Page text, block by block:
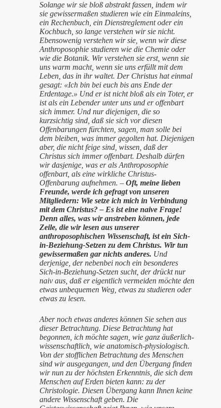
Solange wir sie bloß abstrakt fassen, indem wir
sie gewissermaßen studieren wie ein Einmaleins,
ein Rechenbuch, ein Dienstreglement oder ein
Kochbuch, so lange verstehen wir sie nicht.
Ebensowenig verstehen wir sie, wenn wir diese
Anthroposophie studieren wie die Chemie oder
wie die Botanik. Wir verstehen sie erst, wenn sie
uns warm macht, wenn sie uns erfüllt mit dem
Leben, das in ihr waltet. Der Christus hat einmal
gesagt: «Ich bin bei euch bis ans Ende der
Erdentage.» Und er ist nicht bloß als ein Toter, er
ist als ein Lebender unter uns und er offenbart
sich immer. Und nur diejenigen, die so
kurzsichtig sind, daß sie sich vor diesen
Offenbarungen fürchten, sagen, man solle bei
dem bleiben, was immer gegolten hat. Diejenigen
aber, die nicht feige sind, wissen, daß der
Christus sich immer offenbart. Deshalb dürfen
wir dasjenige, was er als Anthroposophie
offenbart, als eine wirkliche Christus-
Offenbarung aufnehmen. – Oft, meine lieben
Freunde, werde ich gefragt von unseren
Mitgliedern: Wie setze ich mich in Verbindung
mit dem Christus? – Es ist eine naive Frage!
Denn alles, was wir anstreben können, jede
Zeile, die wir lesen aus unserer
anthroposophischen Wissenschaft, ist ein Sich-
in-Beziehung-Setzen zu dem Christus. Wir tun
gewissermaßen gar nichts anderes. Und
derjenige, der nebenbei noch ein besonderes
Sich-in-Beziehung-Setzen sucht, der drückt nur
naiv aus, daß er eigentlich vermeiden möchte den
etwas unbequemen Weg, etwas zu studieren oder
etwas zu lesen.
Aber noch etwas anderes können Sie sehen aus
dieser Betrachtung. Diese Betrachtung hat
begonnen, ich möchte sagen, wie ganz äußerlich-
wissenschaftlich, wie anatomisch-physiologisch.
Von der stofflichen Betrachtung des Menschen
sind wir ausgegangen, und den Übergang finden
wir nun zu der höchsten Erkenntnis, die sich dem
Menschen auf Erden bieten kann: zu der
Christologie. Diesen Übergang kann Ihnen keine
andere Wissenschaft geben. Die